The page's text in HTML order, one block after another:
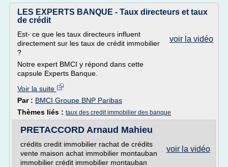
LES EXPERTS BANQUE - Taux directeurs et taux
de crédit
voir la vidéo
Est- ce que les taux directeurs influent
directement sur les taux de crédit immobilier
?
Notre expert BMCI y répond dans cette
capsule Experts Banque.
Voir la suite
Par : BMCI Groupe BNP Paribas
Thèmes liés : taux des credit immobilier des banque
PRETACCORD Arnaud Mahieu
voir la vidéo
crédits credit immobilier rachat de crédits
vente maison achat immobilier montauban
immobilier crédit immobilier montauban